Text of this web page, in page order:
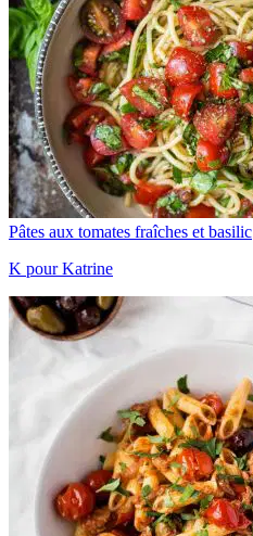
Pâtes aux tomates fraîches et basilic
K pour Katrine